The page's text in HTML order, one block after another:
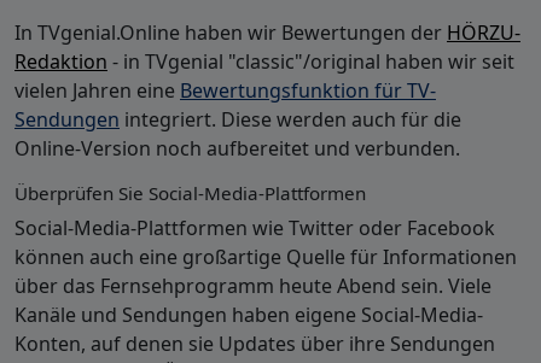
In TVgenial.Online haben wir Bewertungen der HÖRZU-
Redaktion - in TVgenial "classic"/original haben wir seit
vielen Jahren eine Bewertungsfunktion für TV-
Sendungen integriert. Diese werden auch für die
Online-Version noch aufbereitet und verbunden.
Überprüfen Sie Social-Media-Plattformen
Social-Media-Plattformen wie Twitter oder Facebook
können auch eine großartige Quelle für Informationen
über das Fernsehprogramm heute Abend sein. Viele
Kanäle und Sendungen haben eigene Social-Media-
Konten, auf denen sie Updates über ihre Sendungen